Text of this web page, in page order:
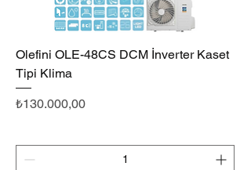
Olefini OLE-48CS DCM İnverter Kaset
Tipi Klima
Fiyat
₺130.000,00